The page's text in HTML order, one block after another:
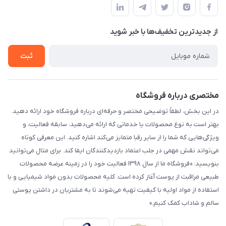
لیست محصولات
درباره ما
حریم خصوصی
راهنما
از جدید‌ترین تخفیف‌ها با‌ خبر شوید
ثبت
مختصری درباره فروشگاه
در این بخش، لطفاً توضیحی مختصر و حرفه‌ای درباره فروشگاه خود ارائه دهید.
بهتر است به نوع محصولات یا خدماتی که ارائه می‌دهید، سابقه فعالیت، و
ویژگی‌هایی که شما را از سایر رقبا متمایز می‌کند اشاره کنید. این معرفی کوتاه
می‌تواند نقش مهمی در جلب اعتماد بازدیدکنندگان ایفا کند. برای مثال می‌توانید
بنویسید: «فروشگاه ما از سال ۱۳۹۸ فعالیت خود را در زمینه عرضه محصولات
طبیعی مراقبت از پوست آغاز کرده است. کلیه محصولات بدون مواد شیمیایی و با
استفاده از مواد اولیه با کیفیت تهیه می‌شوند تا به مشتریان در داشتن پوستی
سالم و شاداب کمک کنیم.»